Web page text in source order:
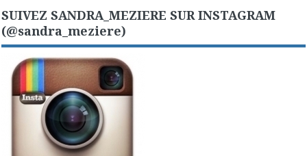
SUIVEZ SANDRA_MEZIERE SUR INSTAGRAM
(@sandra_meziere)